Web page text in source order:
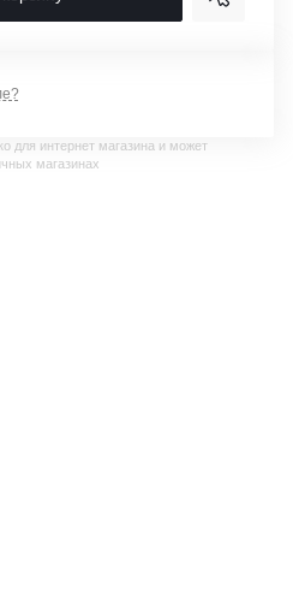
для интернет магазина и может
магазинах